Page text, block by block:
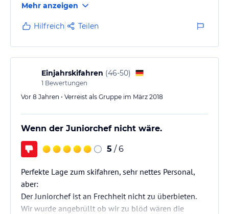
freundlich und hilfsbereit. Wir waren nicht das letzte
Mal dort.
Mehr anzeigen
Hilfreich Teilen
Einjahrskifahren (46-50)
1 Bewertungen
Vor 8 Jahren • Verreist als Gruppe im März 2018
Wenn der Juniorchef nicht wäre.
5 / 6
Perfekte Lage zum skifahren, sehr nettes Personal,
aber:
Der Juniorchef ist an Frechheit nicht zu überbieten.
Wir wurde angebrüllt ob wir zu blöd wären die